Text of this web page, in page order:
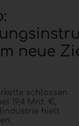
neue
schlossen
19,4 Mrd. €,
hielt